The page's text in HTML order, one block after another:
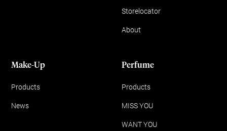
Storelocator
About
Make-Up
Products
News
Perfume
Products
MISS YOU
WANT YOU